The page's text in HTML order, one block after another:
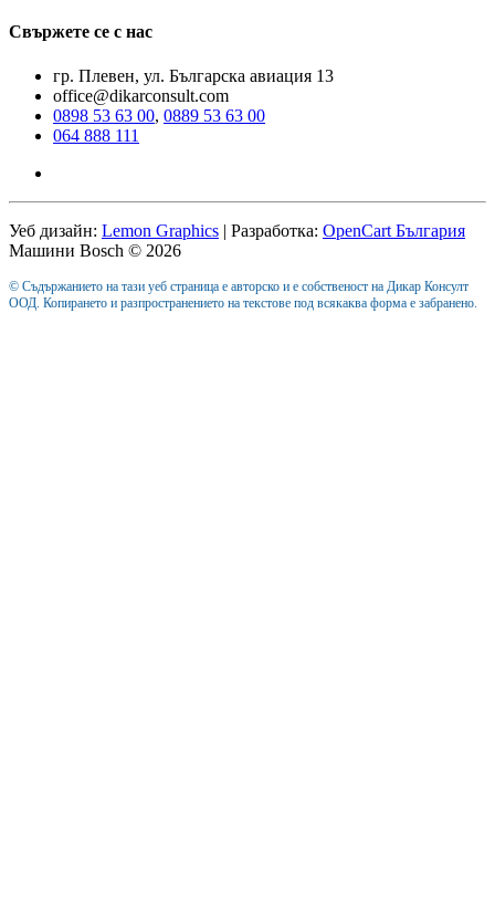
Свържете се с нас
гр. Плевен, ул. Българска авиация 13
office@dikarconsult.com
0898 53 63 00, 0889 53 63 00
064 888 111
Уеб дизайн: Lemon Graphics | Разработка: OpenCart България
Машини Bosch © 2026
© Съдържанието на тази уеб страница е авторско и е собственост на Дикар Консулт
ООД. Копирането и разпространението на текстове под всякаква форма е забранено.